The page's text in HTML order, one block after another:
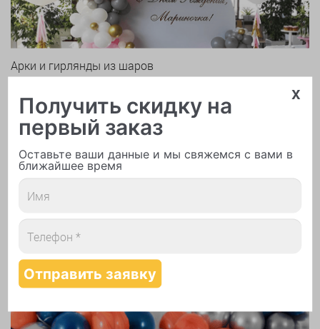
Арки и гирлянды из шаров
Надутие шаров гелием
x
Получить скидку на
первый заказ
Оставьте ваши данные и мы свяжемся с вами в
ближайшее время